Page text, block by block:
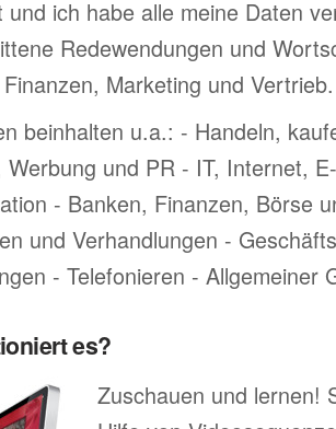
und ich habe alle meine Daten
Redewendungen und
Marketing und Vertrieb.
beinhalten u.a.: - Handeln,
Werbung und PR - IT, Internet,
- Banken, Finanzen, Börse
und Verhandlungen -
- Telefonieren - Allgemeiner
es?
Zuschauen und lernen!